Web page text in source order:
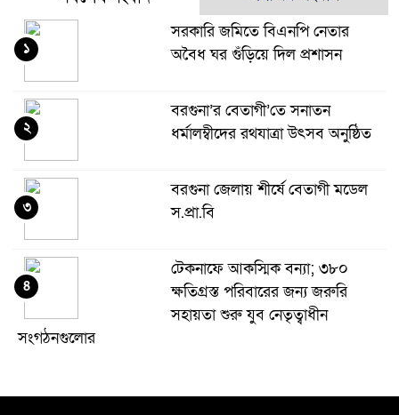
সরকারি জমিতে বিএনপি নেতার
অবৈধ ঘর গুঁড়িয়ে দিল প্রশাসন
১
বরগুনা’র বেতাগী’তে সনাতন
ধর্মালম্বীদের রথযাত্রা উৎসব অনুষ্ঠিত
২
বরগুনা জেলায় শীর্ষে বেতাগী মডেল
স.প্রা.বি
৩
টেকনাফে আকস্মিক বন্যা; ৩৮০
ক্ষতিগ্রস্ত পরিবারের জন্য জরুরি
সহায়তা শুরু যুব নেতৃত্বাধীন
সংগঠনগুলোর
৪
৫